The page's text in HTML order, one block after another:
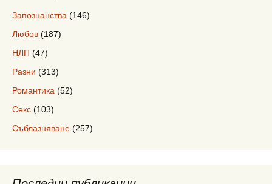
Запознанства (146)
Любов (187)
НЛП (47)
Разни (313)
Романтика (52)
Секс (103)
Съблазняване (257)